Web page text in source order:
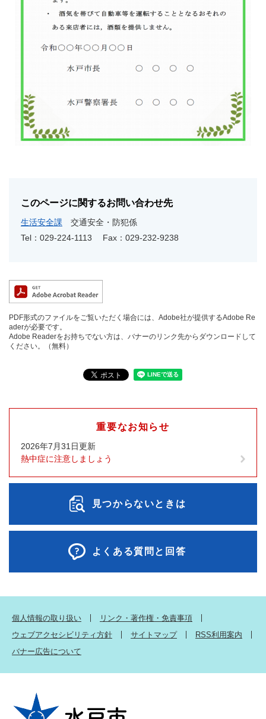
このページに関するお問い合わせ先
生活安全課
交通安全・防犯係
Tel：029-224-1113
Fax：029-232-9238
PDF形式のファイルをご覧いただく場合には、Adobe社が提供するAdobe Re
aderが必要です。
Adobe Readerをお持ちでない方は、バナーのリンク先からダウンロードして
ください。（無料）
重要なお知らせ
2026年7月31日更新
熱中症に注意しましょう
見つからないときは
よくある質問と回答
個人情報の取り扱い
リンク・著作権・免責事項
ウェブアクセシビリティ方針
サイトマップ
RSS利用案内
バナー広告について